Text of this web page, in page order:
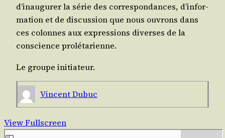
d’i­nau­gu­rer la série des cor­res­pon­dances, d’in­for­
ma­tion et de dis­cus­sion que nous ouvrons dans
ces colonnes aux expres­sions diverses de la
conscience prolétarienne.
Le groupe initiateur.
Vincent Dubuc
View Fullscreen